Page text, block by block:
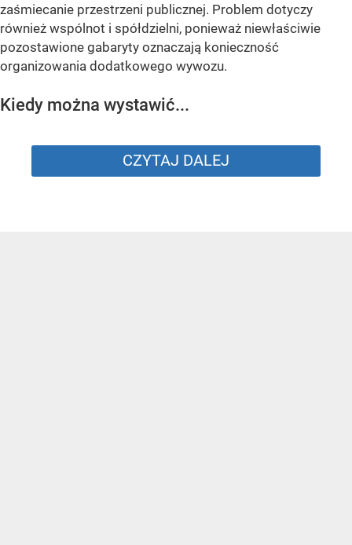
zaśmiecanie przestrzeni publicznej. Problem dotyczy
również wspólnot i spółdzielni, ponieważ niewłaściwie
pozostawione gabaryty oznaczają konieczność
organizowania dodatkowego wywozu.
Kiedy można wystawić...
CZYTAJ DALEJ